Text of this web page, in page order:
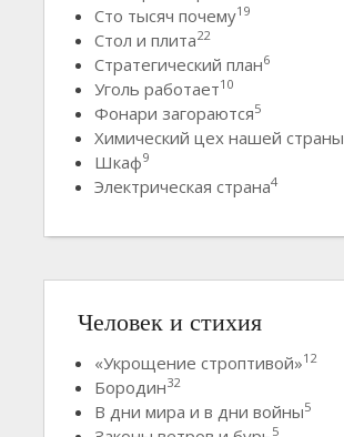
Сто тысяч почему19
Стол и плита22
Стратегический план6
Уголь работает10
Фонари загораются5
Химический цех нашей страны
Шкаф9
Электрическая страна4
Человек и стихия
«Укрощение строптивой»12
Бородин32
В дни мира и в дни войны5
5